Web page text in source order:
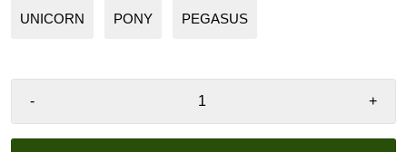
UNICORN PONY PEGASUS
- +